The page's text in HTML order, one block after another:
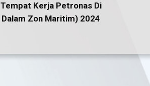
Tempat Kerja Petronas Di
Dalam Zon Maritim) 2024